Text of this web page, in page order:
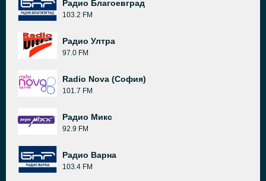
Радио Благоевград
103.2 FM
Радио Ултра
97.0 FM
Radio Nova (София)
101.7 FM
Радио Микс
92.9 FM
Радио Варна
103.4 FM